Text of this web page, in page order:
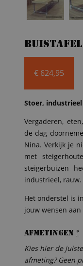
Buistafel
€ 624,95
Stoer,
Vergaderen,
de dag
Nina. Verkijk je
met
steigerbuizen
industrieel, rauw.
Het onderstel is
jouw wensen aan
Afmetingen *
Kies hier de
afmeting? Geen